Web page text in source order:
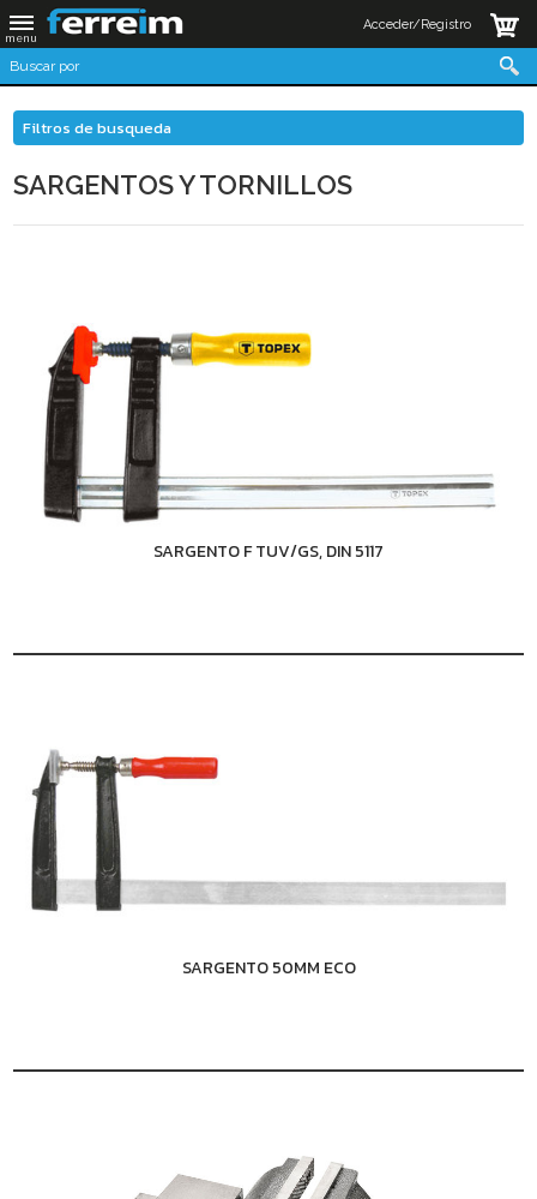
Acceder/Registro
Filtros de busqueda
SARGENTOS Y TORNILLOS
SARGENTO F TUV/GS, DIN 5117
SARGENTO 50MM ECO